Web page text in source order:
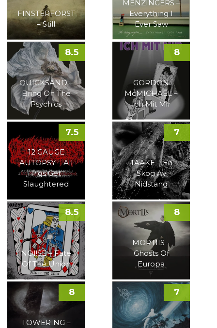
FINSTERFORST
– Still
MENZINGERS –
Everything I
Ever Saw
QUICKSAND –
Bring On The
Psychics
8.5
GORDON
McMICHAEL –
Ich Mit Mir
8
12 GAUGE
AUTOPSY – All
Pigs Get
Slaughtered
7.5
TAAKE – En
Skog Av
Nidstang
7
NOI!SE – Fate
Of The Union
8.5
MORTIIS –
Ghosts Of
Europa
8
TOWERING –
8 7